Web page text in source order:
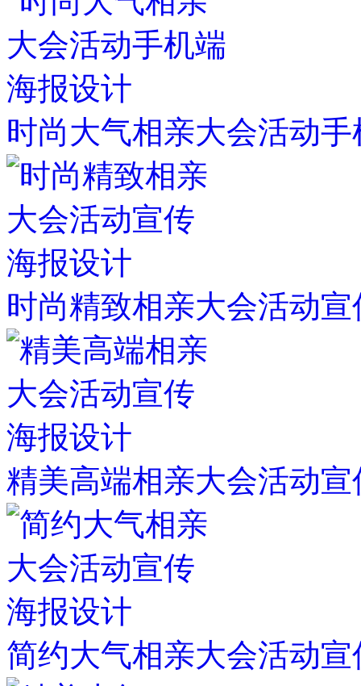
时尚大气相亲大会活动
时尚精致相亲大会活动
精美高端相亲大会活动
简约大气相亲大会活动